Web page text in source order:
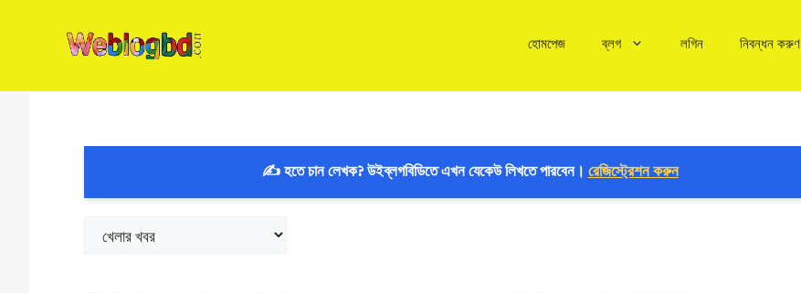
হোমপেজ ব্লগ লগিন নিবন্ধন করুণ
✍️ হতে চান লেখক? উইব্লগবিডিতে এখন যেকেউ লিখতে পারবেন। রেজিস্ট্রেশন করুন